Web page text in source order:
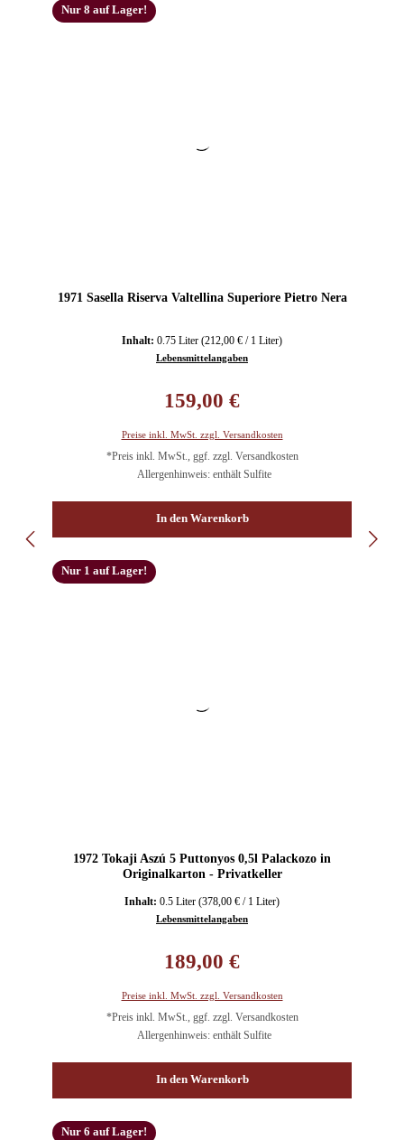
Nur 8 auf Lager!
1971 Sasella Riserva Valtellina Superiore Pietro Nera
Inhalt: 0.75 Liter (212,00 € / 1 Liter)
Lebensmittelangaben
159,00 €
Preise inkl. MwSt. zzgl. Versandkosten
*Preis inkl. MwSt., ggf. zzgl. Versandkosten
Allergenhinweis: enthält Sulfite
In den Warenkorb
Nur 1 auf Lager!
1972 Tokaji Aszú 5 Puttonyos 0,5l Palackozo in
Originalkarton - Privatkeller
Inhalt: 0.5 Liter (378,00 € / 1 Liter)
Lebensmittelangaben
189,00 €
Preise inkl. MwSt. zzgl. Versandkosten
*Preis inkl. MwSt., ggf. zzgl. Versandkosten
Allergenhinweis: enthält Sulfite
In den Warenkorb
Nur 6 auf Lager!